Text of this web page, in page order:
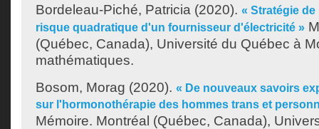
Bordeleau-Piché, Patricia (2020). « Stratégie
risque quadratique d'un fournisseur d'électricité »
(Québec, Canada), Université du Québec à
mathématiques.
Bosom, Morag (2020). « De nouveaux savoirs
sur l'hormonothérapie des hommes trans et
Mémoire. Montréal (Québec, Canada),